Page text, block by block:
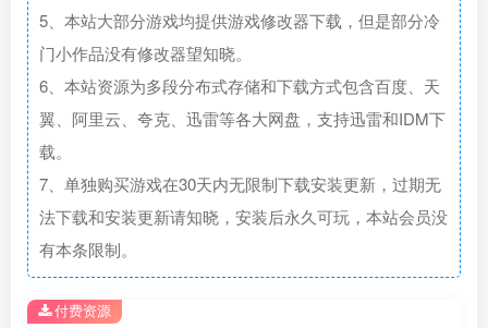
5、本站大部分游戏均提供游戏修改器下载，但是部分冷
门小作品没有修改器望知晓。
6、本站资源为多段分布式存储和下载方式包含百度、天
翼、阿里云、夸克、迅雷等各大网盘，支持迅雷和IDM下
载。
7、单独购买游戏在30天内无限制下载安装更新，过期无
法下载和安装更新请知晓，安装后永久可玩，本站会员没
有本条限制。
付费资源